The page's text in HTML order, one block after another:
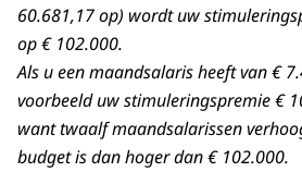
60.681,17 op) wordt uw
op € 102.000.
Als u een maandsalaris heeft van €
voorbeeld uw stimuleringspremie €
want twaalf maandsalarissen
budget is dan hoger dan € 102.000.